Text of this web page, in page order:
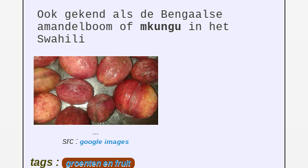
Ook gekend als de Bengaalse
amandelboom of mkungu in het
Swahili
...
src : google images
tags : groenten en fruit